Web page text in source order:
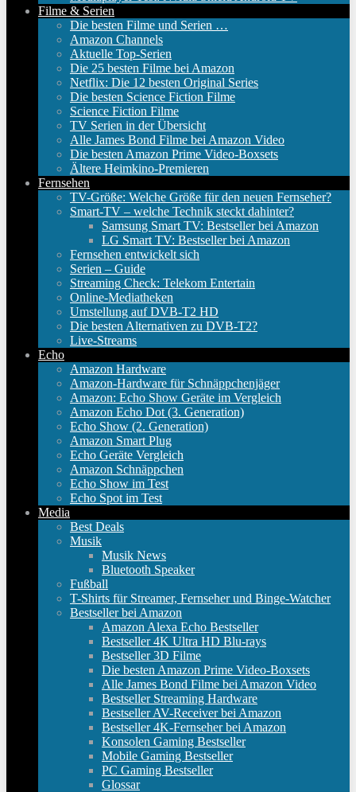
Filme & Serien
Die besten Filme und Serien …
Amazon Channels
Aktuelle Top-Serien
Die 25 besten Filme bei Amazon
Netflix: Die 12 besten Original Series
Die besten Science Fiction Filme
Science Fiction Filme
TV Serien in der Übersicht
Alle James Bond Filme bei Amazon Video
Die besten Amazon Prime Video-Boxsets
Ältere Heimkino-Premieren
Fernsehen
TV-Größe: Welche Größe für den neuen Fernseher?
Smart-TV – welche Technik steckt dahinter?
Samsung Smart TV: Bestseller bei Amazon
LG Smart TV: Bestseller bei Amazon
Fernsehen entwickelt sich
Serien – Guide
Streaming Check: Telekom Entertain
Online-Mediatheken
Umstellung auf DVB-T2 HD
Die besten Alternativen zu DVB-T2?
Live-Streams
Echo
Amazon Hardware
Amazon-Hardware für Schnäppchenjäger
Amazon: Echo Show Geräte im Vergleich
Amazon Echo Dot (3. Generation)
Echo Show (2. Generation)
Amazon Smart Plug
Echo Geräte Vergleich
Amazon Schnäppchen
Echo Show im Test
Echo Spot im Test
Media
Best Deals
Musik
Musik News
Bluetooth Speaker
Fußball
T-Shirts für Streamer, Fernseher und Binge-Watcher
Bestseller bei Amazon
Amazon Alexa Echo Bestseller
Bestseller 4K Ultra HD Blu-rays
Bestseller 3D Filme
Die besten Amazon Prime Video-Boxsets
Alle James Bond Filme bei Amazon Video
Bestseller Streaming Hardware
Bestseller AV-Receiver bei Amazon
Bestseller 4K-Fernseher bei Amazon
Konsolen Gaming Bestseller
Mobile Gaming Bestseller
PC Gaming Bestseller
Glossar